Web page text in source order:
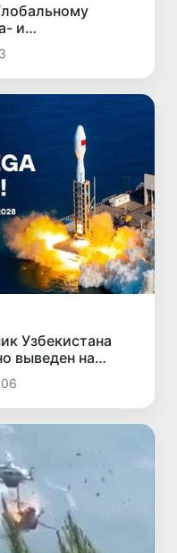
и
Узбекистана
выведен на